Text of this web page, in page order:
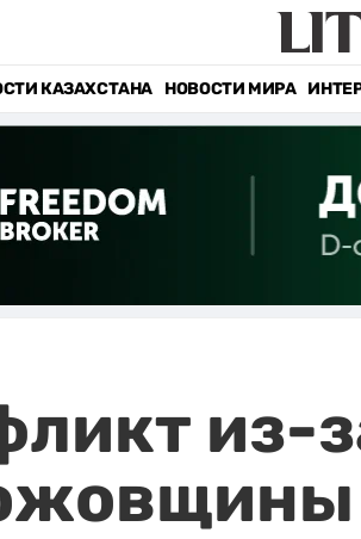
КАЗАХСТАНА НОВОСТИ МИРА
из-